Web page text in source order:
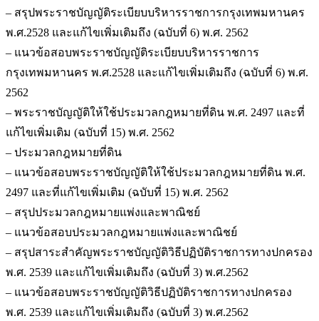
– สรุปพระราชบัญญัติระเบียบบริหารราชการกรุงเทพมหานคร
พ.ศ.2528 และแก้ไขเพิ่มเติมถึง (ฉบับที่ 6) พ.ศ. 2562
– แนวข้อสอบพระราชบัญญัติระเบียบบริหารราชการ
กรุงเทพมหานคร พ.ศ.2528 และแก้ไขเพิ่มเติมถึง (ฉบับที่ 6) พ.ศ.
2562
– พระราชบัญญัติให้ใช้ประมวลกฎหมายที่ดิน พ.ศ. 2497 และที่
แก้ไขเพิ่มเติม (ฉบับที่ 15) พ.ศ. 2562
– ประมวลกฎหมายที่ดิน
– แนวข้อสอบพระราชบัญญัติให้ใช้ประมวลกฎหมายที่ดิน พ.ศ.
2497 และที่แก้ไขเพิ่มเติม (ฉบับที่ 15) พ.ศ. 2562
– สรุปประมวลกฎหมายแพ่งและพาณิชย์
– แนวข้อสอบประมวลกฎหมายแพ่งและพาณิชย์
– สรุปสาระสำคัญพระราชบัญญัติวิธีปฏิบัติราชการทางปกครอง
พ.ศ. 2539 และแก้ไขเพิ่มเติมถึง (ฉบับที่ 3) พ.ศ.2562
– แนวข้อสอบพระราชบัญญัติวิธีปฏิบัติราชการทางปกครอง
พ.ศ. 2539 และแก้ไขเพิ่มเติมถึง (ฉบับที่ 3) พ.ศ.2562